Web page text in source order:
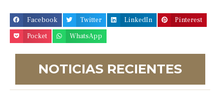
Facebook Twitter LinkedIn
Pinterest
Pocket
WhatsApp
NOTICIAS RECIENTES